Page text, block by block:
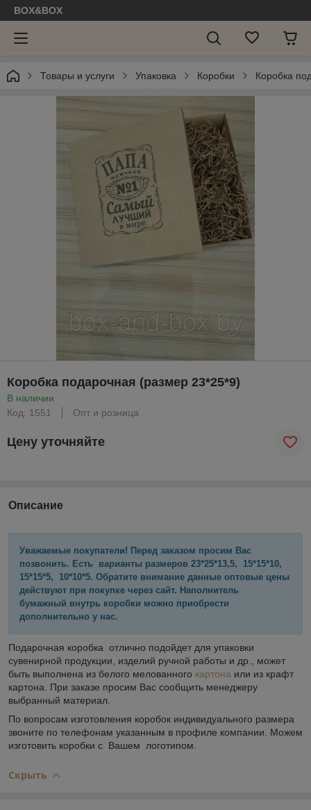
BOX&BOX
Товары и услуги Упаковка Коробки Коробка
Коробка подарочная (размер 23*25*9)
В наличии
Код: 1551
Опт и розница
Цену уточняйте
Описание
Уважаемые покупатели! Перед заказом просим Вас
позвонить. Есть варианты размеров 23*25*13,5, 15*15*10,
15*15*5, 10*10*5. Обратите внимание данные оптовые цены
действуют при покупке через сайт. Наполнитель
бумажный внутрь коробки можно приобрести
дополнительно у нас.
Подарочная коробка отлично подойдет для упаковки
сувенирной продукции, изделий ручной работы и др., может
быть выполнена из белого мелованного картона или из крафт
картона. При заказе просим Вас сообщить менеджеру
выбранный материал.
По вопросам изготовления коробок индивидуального размера
звоните по телефонам указанным в профиле компании. Можем
изготовить коробки с Вашем логотипом.
Скрыть